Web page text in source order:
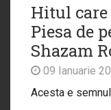
Hitul care
Piesa de
Shazam
09 Ianuarie
Acesta e